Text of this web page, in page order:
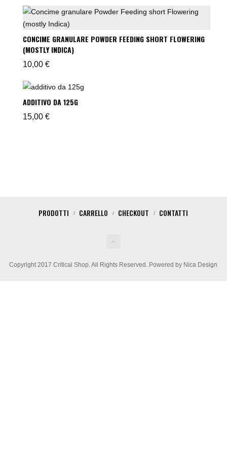
CONCIME GRANULARE POWDER FEEDING SHORT FLOWERING
(MOSTLY INDICA)
10,00€
ADDITIVO DA 125G
15,00€
Copyright 2017 Critical Shop. All Rights Reserved. Powered by Nica Design
PRODOTTI CARRELLO CHECKOUT CONTATTI